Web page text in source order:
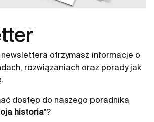
otrzymasz informacje o
rozwiązaniach oraz porady jak
dostęp do naszego poradnika
historia"?